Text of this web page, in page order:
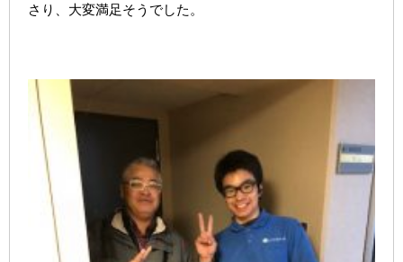
さり、大変満足そうでした。